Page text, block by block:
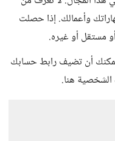
وأعمالك. إذا حصلت
مستقل أو غيره.
أن تضيف رابط حسابك
هنا.